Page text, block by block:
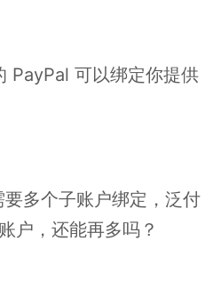
PayPal 可以绑定你提供
要多个子账户绑定，泛付
户，还能再多吗？